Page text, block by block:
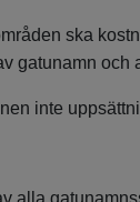
ska
gatunamn
inte
alla